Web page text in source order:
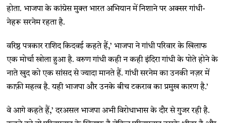
होता. भाजपा के कांग्रेस मुक्त भारत अभियान में निशाने पर अक्सर गांधी-
नेहरू सरनेम रहता है.
वरिष्ठ पत्रकार राशिद किदवई कहते हैं,’ भाजपा ने गांधी परिवार के खिलाफ
एक मोर्चा खोला हुआ है. वरुण गांधी कही न कही इंदिरा गांधी के पोते होने के
नाते खुद को एक सांसद से ज्यादा मानते हैं. गांधी सरनेम का उनकी नज़र में
काफ़ी महत्व है. यही भाजपा और उनके बीच टकराव का प्रमुख कारण है.’
वे आगे कहते हैं,’ दरअसल भाजपा अभी विरोधाभास के दौर से गुजर रही है.